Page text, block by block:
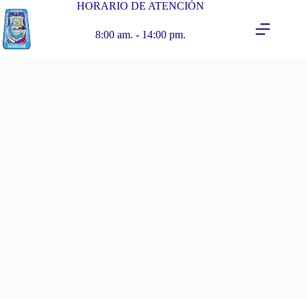
HORARIO DE ATENCIÓN
8:00 am. - 14:00 pm.